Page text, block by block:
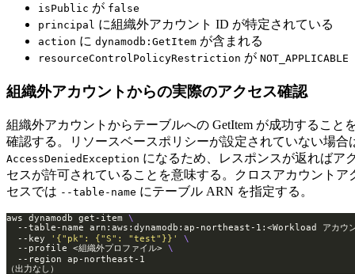
isPublic が false
principal に組織外アカウント ID が特定されている
action に dynamodb:GetItem が含まれる
resourceControlPolicyRestriction が NOT_APPLICABLE
組織外アカウントからの実際のアクセス確認
組織外アカウントからテーブルへの GetItem が成功すること
確認する。リソースベースポリシーが設定されていない場合
AccessDeniedException になるため、レスポンスが返ればア
セスが許可されていることを意味する。クロスアカウントア
セスでは --table-name にテーブル ARN を指定する。
aws dynamodb get-item
--table-name arn:aws:dynamodb:ap-northeast-1:<Workload アカ
  --key
'{"pk": {"S": "test"}}'
  --profile <組織外プロファイル>
（出力なし）